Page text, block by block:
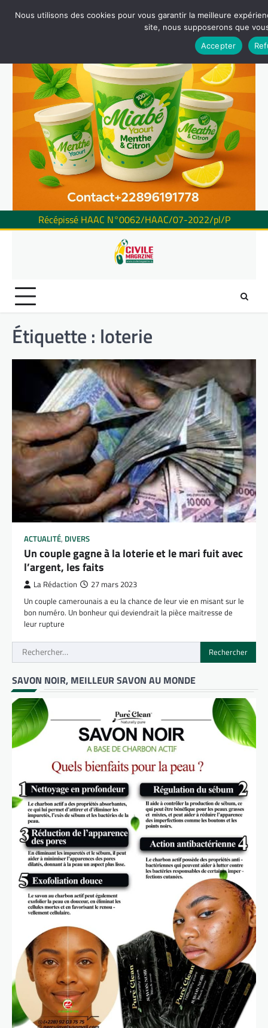
Récépissé HAAC N°0062/HAAC/07-2022/pl/P
Étiquette : loterie
ACTUALITÉ, DIVERS
Un couple gagne à la loterie et le mari fuit avec
l’argent, les faits
La Rédaction 27 mars 2023
Un couple camerounais a eu la chance de leur vie en misant sur le
bon numéro. Un bonheur qui deviendrait la pièce maitresse de
leur rupture
Rechercher :
SAVON NOIR, MEILLEUR SAVON AU MONDE
Nous utilisons des cookies pour vous garantir la meilleure
site, nous supposerons que
Accepter